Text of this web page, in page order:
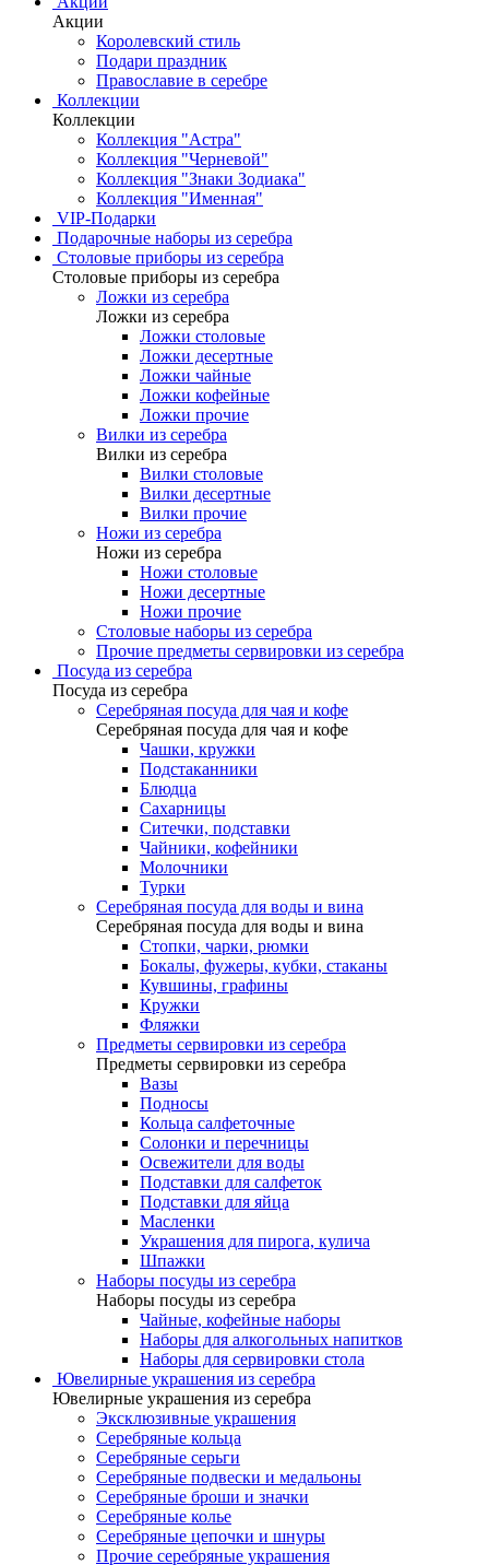
Акции
Королевский стиль
Подари праздник
Православие в серебре
Коллекции
Коллекции
Коллекция "Астра"
Коллекция "Черневой"
Коллекция "Знаки Зодиака"
Коллекция "Именная"
VIP-Подарки
Подарочные наборы из серебра
Столовые приборы из серебра
Столовые приборы из серебра
Ложки из серебра
Ложки из серебра
Ложки столовые
Ложки десертные
Ложки чайные
Ложки кофейные
Ложки прочие
Вилки из серебра
Вилки из серебра
Вилки столовые
Вилки десертные
Вилки прочие
Ножи из серебра
Ножи из серебра
Ножи столовые
Ножи десертные
Ножи прочие
Столовые наборы из серебра
Прочие предметы сервировки из серебра
Посуда из серебра
Посуда из серебра
Серебряная посуда для чая и кофе
Серебряная посуда для чая и кофе
Чашки, кружки
Подстаканники
Блюдца
Сахарницы
Ситечки, подставки
Чайники, кофейники
Молочники
Турки
Серебряная посуда для воды и вина
Серебряная посуда для воды и вина
Стопки, чарки, рюмки
Бокалы, фужеры, кубки, стаканы
Кувшины, графины
Кружки
Фляжки
Предметы сервировки из серебра
Предметы сервировки из серебра
Вазы
Подносы
Кольца салфеточные
Солонки и перечницы
Освежители для воды
Подставки для салфеток
Подставки для яйца
Масленки
Украшения для пирога, кулича
Шпажки
Наборы посуды из серебра
Наборы посуды из серебра
Чайные, кофейные наборы
Наборы для алкогольных напитков
Наборы для сервировки стола
Ювелирные украшения из серебра
Ювелирные украшения из серебра
Эксклюзивные украшения
Серебряные кольца
Серебряные серьги
Серебряные подвески и медальоны
Серебряные броши и значки
Серебряные колье
Серебряные цепочки и шнуры
Прочие серебряные украшения